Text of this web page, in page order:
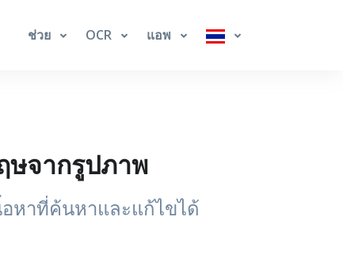
ช่วย OCR แอพ
ษจากรูปภาพ
หาที่ค้นหาและแก้ไขได้